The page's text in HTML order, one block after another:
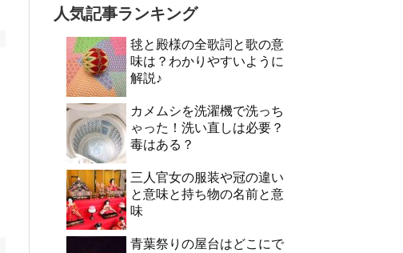
人気記事ランキング
毬と殿様の全歌詞と歌の意
味は？わかりやすいように
解説♪
カメムシを洗濯機で洗っち
ゃった！洗い直しは必要？
毒はある？
三人官女の服装や冠の違い
と意味と持ち物の名前と意
味
青葉祭りの屋台はどこにで